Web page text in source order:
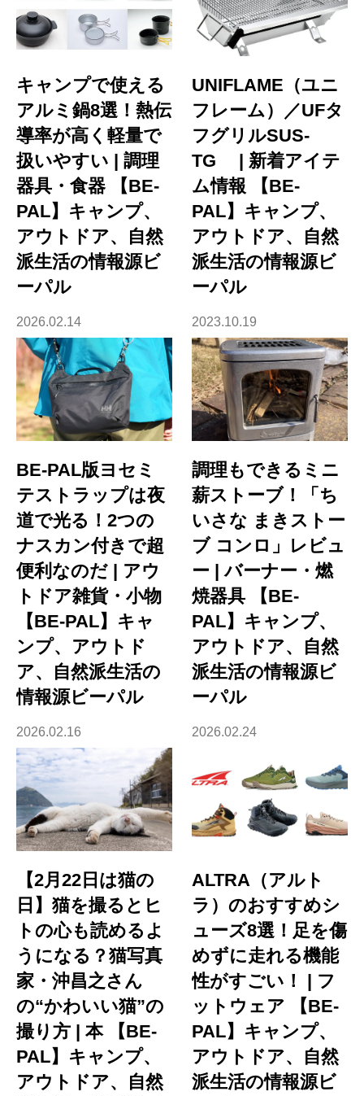
キャンプで使える
アルミ鍋8選！熱伝
導率が高く軽量で
扱いやすい | 調理
器具・食器 【BE-
PAL】キャンプ、
アウトドア、自然
派生活の情報源ビ
ーパル
2026.02.14
UNIFLAME（ユニ
フレーム）／UFタ
フグリルSUS-
TG | 新着アイテ
ム情報 【BE-
PAL】キャンプ、
アウトドア、自然
派生活の情報源ビ
ーパル
2023.10.19
BE-PAL版ヨセミ
テストラップは夜
道で光る！2つの
ナスカン付きで超
便利なのだ | アウ
トドア雑貨・小物
【BE-PAL】キャ
ンプ、アウトド
ア、自然派生活の
情報源ビーパル
2026.02.16
調理もできるミニ
薪ストーブ！「ち
いさな まきストー
ブ コンロ」レビュ
ー | バーナー・燃
焼器具 【BE-
PAL】キャンプ、
アウトドア、自然
派生活の情報源ビ
ーパル
2026.02.24
【2月22日は猫の
日】猫を撮るとヒ
トの心も読めるよ
うになる？猫写真
家・沖昌之さん
の“かわいい猫”の
撮り方 | 本 【BE-
PAL】キャンプ、
アウトドア、自然
ALTRA（アルト
ラ）のおすすめシ
ューズ8選！足を傷
めずに走れる機能
性がすごい！ | フ
ットウェア 【BE-
PAL】キャンプ、
アウトドア、自然
派生活の情報源ビ